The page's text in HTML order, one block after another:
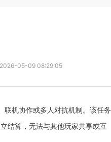
2026-05-09 08:29:05
联机协作或多人对抗机制。该任务
结算，无法与其他玩家共享或互